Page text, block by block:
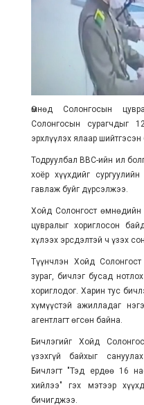
Өмнөд Солонгосын
Солонгосын сурагчдыг
эрхлүүлэх ялаар шийтгэсэн
Тодруулбал ВВС-ийн ил
хоёр хүүхдийг
гавлаж буйг дүрсэлжээ.
Хойд Солонгост өмнөдийн
цувралыг хориглосон
хүлээх эрсдэлтэй ч үзэх
Түүнчлэн Хойд
зураг, бичлэг бусад
хориглодог. Харин тус
хүмүүстэй ажилладаг
агентлагт өгсөн байна.
Бичлэгийг Хойд
үзэхгүй байхыг
Бичлэгт "Тэд ердөө 16
хийлээ" гэх мэтээр
бичигджээ.